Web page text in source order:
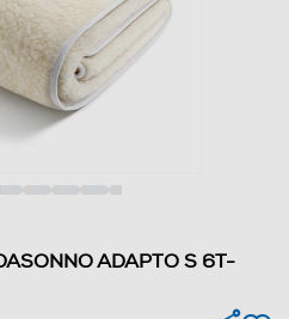
ADAPTO S 6T-